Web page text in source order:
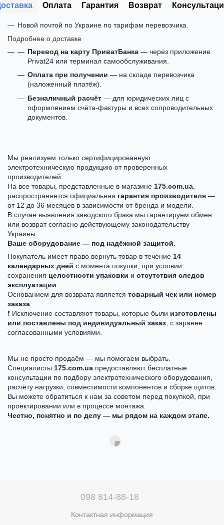
Оплата Гарантия Возврат
Новой почтой по Украине по тарифам перевозчика.
Подробнее о доставке
Перевод на карту ПриватБанка — через приложение
Privat24 или терминал самообслуживания.
Оплата при получении — на складе перевозчика
(наложенный платёж).
Безналичный расчёт — для юридических лиц с
оформлением счёта-фактуры и всех сопроводительных
документов.
Мы реализуем только сертифицированную
электротехническую продукцию от проверенных
производителей.
На все товары, представленные в магазине 175.com.ua
распространяется официальная гарантия производителя —
от 12 до 36 месяцев в зависимости от бренда и модели.
В случае выявления заводского брака мы гарантируем обмен
или возврат согласно действующему законодательству
Украины.
Ваше оборудование — под надёжной защитой.
Покупатель имеет право вернуть товар в течение 14
календарных дней с момента покупки, при условии
сохранения целостности упаковки и отсутствия следов
эксплуатации
Основанием для возврата является товарный чек или номер
заказа
❗ Исключение составляют товары, которые были изготовлены
или поставлены под индивидуальный заказ , с заранее
согласованными условиями.
Мы не просто продаём — мы помогаем выбрать.
Специалисты 175.com.ua предоставляют бесплатные
консультации по подбору электротехнического оборудования,
расчёту нагрузки, совместимости компонентов и сборке щитов.
Вы можете обратиться к нам за советом перед покупкой, при
проектировании или в процессе монтажа.
Честно, понятно и по делу — мы рядом на каждом этапе.
098 814-88-18
Контактная информация